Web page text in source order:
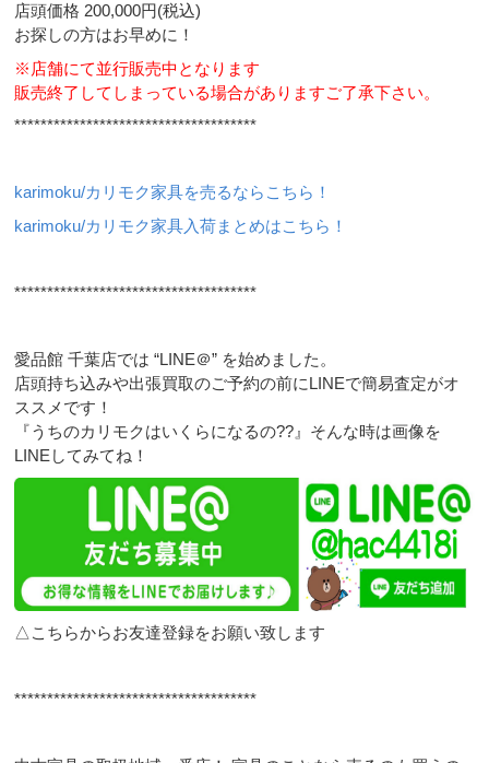
店頭価格 200,000円(税込)
お探しの方はお早めに！
※店舗にて並行販売中となります
販売終了してしまっている場合がありますご了承下さい。
*************************************
karimoku/カリモク家具を売るならこちら！
karimoku/カリモク家具入荷まとめはこちら！
*************************************
愛品館 千葉店では “LINE＠” を始めました。
店頭持ち込みや出張買取のご予約の前にLINEで簡易査定がオ
ススメです！
『うちのカリモクはいくらになるの??』そんな時は画像を
LINEしてみてね！
△こちらからお友達登録をお願い致します
*************************************